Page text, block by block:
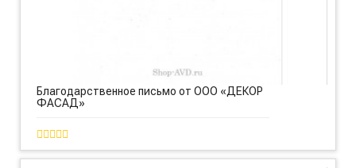
Благодарственное письмо от ООО «ДЕКОР
ФАСАД»